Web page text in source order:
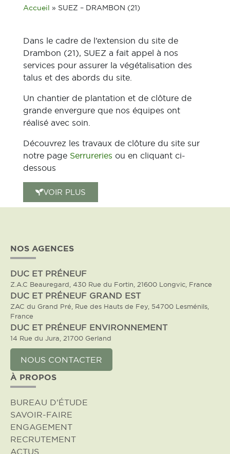
Accueil » SUEZ – DRAMBON (21)
Dans le cadre de l’extension du site de
Drambon (21), SUEZ a fait appel à nos
services pour assurer la végétalisation des
talus et des abords du site.
Un chantier de plantation et de clôture de
grande envergure que nos équipes ont
réalisé avec soin.
Découvrez les travaux de clôture du site sur
notre page Serrureries ou en cliquant ci-
dessous
VOIR PLUS
NOS AGENCES
DUC ET PRÉNEUF
Z.A.C Beauregard, 430 Rue du Fortin, 21600 Longvic, France
DUC ET PRÉNEUF GRAND EST
ZAC du Grand Pré, Rue des Hauts de Fey, 54700 Lesménils,
France
DUC ET PRÉNEUF ENVIRONNEMENT
14 Rue du Jura, 21700 Gerland
NOUS CONTACTER
À PROPOS
BUREAU D’ÉTUDE
SAVOIR-FAIRE
ENGAGEMENT
RECRUTEMENT
ACTUS